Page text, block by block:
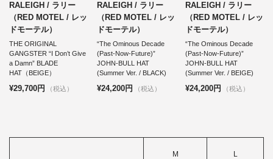
RALEIGH / ラリー
（RED MOTEL / レッ
ドモーテル）
THE ORIGINAL
GANGSTER “I Don’t Give
a Damn” BLADE
HAT（BEIGE）
¥29,700円 （税込）
RALEIGH / ラリー
（RED MOTEL / レッ
ドモーテル）
“The Ominous Decade
(Past-Now-Future)”
JOHN-BULL HAT
(Summer Ver. / BLACK)
¥24,200円 （税込）
RALEIGH / ラリー
（RED MOTEL / レッ
ドモーテル）
“The Ominous Decade
(Past-Now-Future)”
JOHN-BULL HAT
(Summer Ver. / BEIGE)
¥24,200円 （税込）
M L